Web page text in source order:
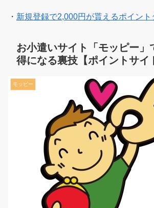
・ 新規登録で2,000円が貰えるポイント
お小遣いサイト「モッピー」
得になる裏技【ポイントサイ
モッピー